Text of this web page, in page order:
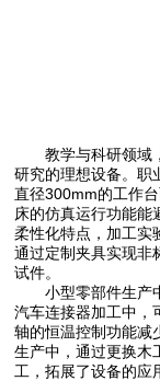
教学与科研领域，
研究的理想设备。职
直径300mm的工作
床的仿真运行功能能
柔性化特点，加工实
通过定制夹具实现非
试件。​
小型零部件生产中
汽车连接器加工中，
轴的恒温控制功能减
生产中，通过更换木
工，拓展了设备的应